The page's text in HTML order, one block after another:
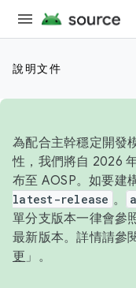
說明文件
為配合主幹穩定開發
性，我們將自 2026
布至 AOSP。如要建
latest-release 。
單分支版本一律會參
最新版本。詳情請參
更 」。